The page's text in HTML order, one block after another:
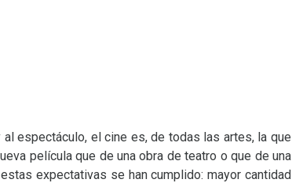
espectáculo, el cine es, de todas las artes, la que
película que de una obra de teatro o que de una
expectativas se han cumplido: mayor cantidad